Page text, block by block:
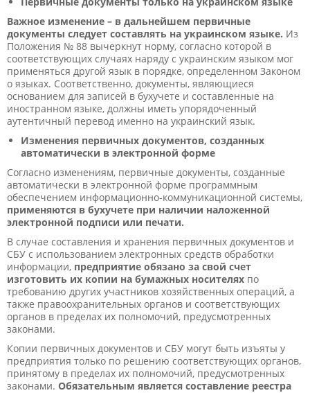
Важное изменение – в дальнейшем первичные
документы следует составлять на украинском языке. Из
Положения № 88 вычеркнут норму, согласно которой в
соответствующих случаях наряду с украинским языком мог
применяться другой язык в порядке, определенном Законом
о языках. Соответственно, документы, являющиеся
основанием для записей в бухучете и составленные на
иностранном языке, должны иметь упорядоченный
аутентичный перевод именно на украинский язык.
Изменения первичных документов, созданных
автоматически в электронной форме
Согласно изменениям, первичные документы, созданные
автоматически в электронной форме программным
обеспечением информационно-коммуникационной системы,
применяются в бухучете при наличии наложенной
электронной подписи или печати.
В случае составления и хранения первичных документов и
СБУ с использованием электронных средств обработки
информации, предприятие обязано за свой счет
изготовить их копии на бумажных носителях по
требованию других участников хозяйственных операций, а
также правоохранительных органов и соответствующих
органов в пределах их полномочий, предусмотренных
законами.
Копии первичных документов и СБУ могут быть изъяты у
предприятия только по решению соответствующих органов,
принятому в пределах их полномочий, предусмотренных
законами. Обязательным является составление реестра